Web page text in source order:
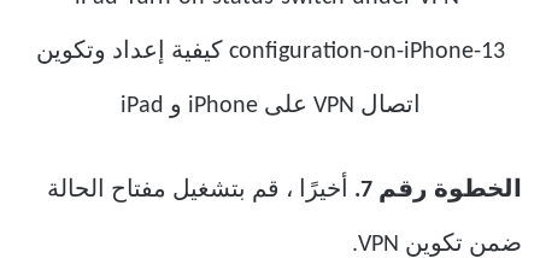
الخطوة رقم 7. أخيرًا ، قم بتشغيل مفتاح الحالة
ضمن تكوين VPN.